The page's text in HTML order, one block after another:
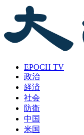
EPOCH TV
政治
経済
社会
防衛
中国
米国